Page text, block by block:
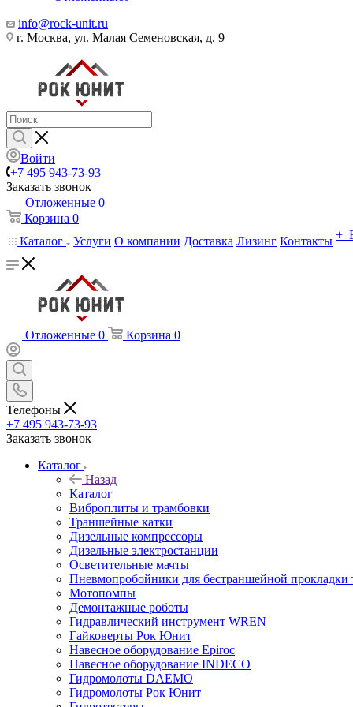
info@rock-unit.ru
г. Москва, ул. Малая Семеновская, д. 9
Войти
+7 495 943-73-93
Заказать звонок
Отложенные 0
Корзина 0
Каталог
Услуги О компании Доставка Лизинг Контакты +
Отложенные 0 Корзина 0
Телефоны
+7 495 943-73-93
Заказать звонок
Каталог
Назад
Каталог
Виброплиты и трамбовки
Траншейные катки
Дизельные компрессоры
Дизельные электростанции
Осветительные мачты
Пневмопробойники для бестраншейной прокладки
Мотопомпы
Демонтажные роботы
Гидравлический инструмент WREN
Гайковерты Рок Юнит
Навесное оборудование Epiroc
Навесное оборудование INDECO
Гидромолоты DAEMO
Гидромолоты Рок Юнит